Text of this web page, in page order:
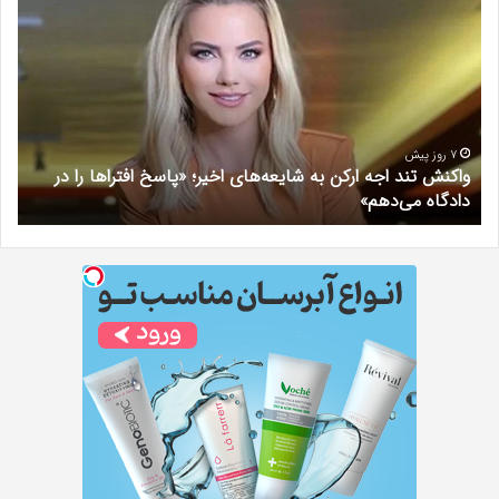
تند
اجه
ارکن
به
شایعه‌های
اخیر؛
«پاسخ
افتراها
را
در
دادگاه
7 روز پیش
واکنش تند اجه ارکن به شایعه‌های اخیر؛ «پاسخ افتراها را در
دادگاه می‌دهم»